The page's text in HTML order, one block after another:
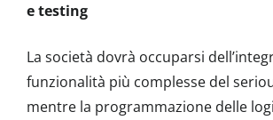
e testing
La società dovrà occuparsi
funzionalità più complesse del
mentre la programmazione delle